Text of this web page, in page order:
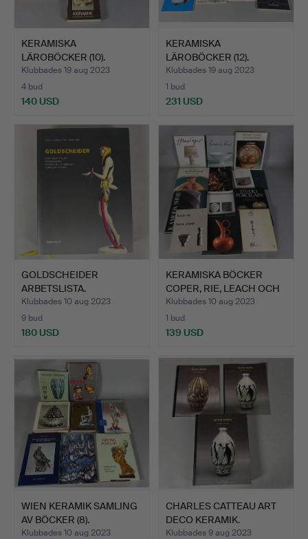
KERAMISKA
LÄROBÖCKER (10).
Klubbades 19 aug 2023
4 bud
140 USD
KERAMISKA
LÄROBÖCKER (12).
Klubbades 19 aug 2023
1 bud
231 USD
GOLDSCHEIDER
ARBETSLISTA.
Klubbades 10 aug 2023
9 bud
180 USD
KERAMISKA BÖCKER
COPER, RIE, LEACH OCH
AND…
Klubbades 10 aug 2023
1 bud
139 USD
WIEN KERAMIK SAMLING
AV BÖCKER (8).
Klubbades 10 aug 2023
CHARLES CATTEAU ART
DECO KERAMIK.
Klubbades 9 aug 2023